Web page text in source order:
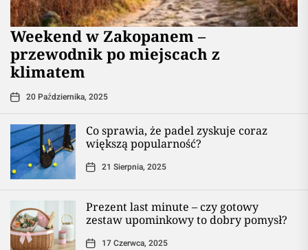
Weekend w Zakopanem –
przewodnik po miejscach z
klimatem
20 Października, 2025
Co sprawia, że padel zyskuje coraz
większą popularność?
21 Sierpnia, 2025
Prezent last minute – czy gotowy
zestaw upominkowy to dobry pomysł?
17 Czerwca, 2025